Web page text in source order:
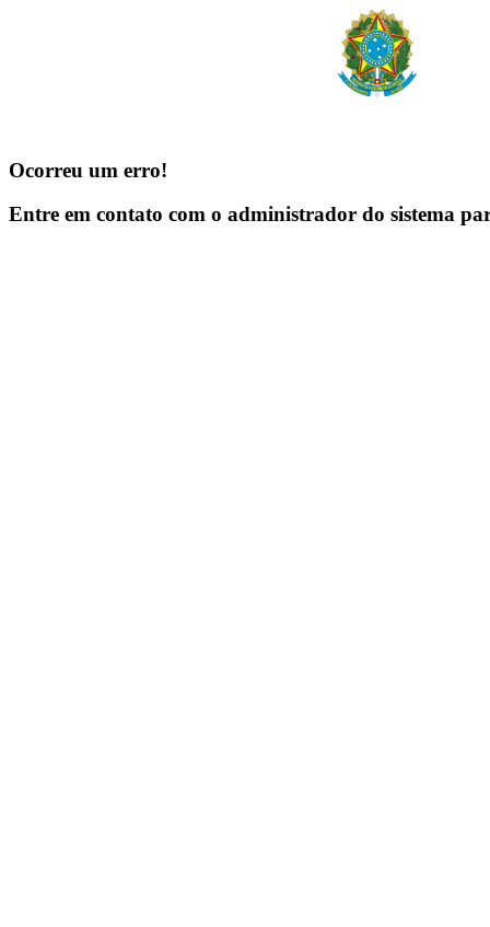
Ocorreu um erro!
Entre em contato com o administrador do sistema